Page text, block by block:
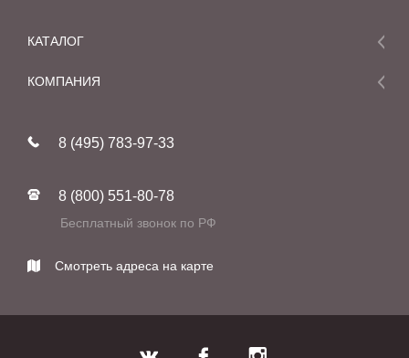
КАТАЛОГ
Мебель
Фабрики
КОМПАНИЯ
Реставрация
Контакты
8 (495) 783-97-33
8 (800) 551-80-78
Бесплатный звонок по РФ
Смотреть адреса на карте